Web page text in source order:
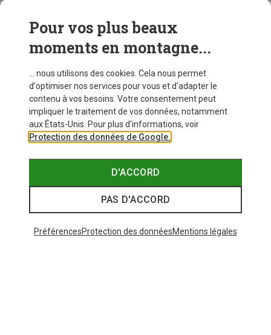
CRAMPONS
Pour vos plus beaux
moments en montagne...
... nous utilisons des cookies. Cela nous permet
d'optimiser nos services pour vous et d'adapter le
contenu à vos besoins. Votre consentement peut
impliquer le traitement de vos données, notamment
aux États-Unis. Pour plus d'informations, voir
Protection des données de Google.
D'ACCORD
PAS D'ACCORD
PréférencesProtection des donnéesMentions légales